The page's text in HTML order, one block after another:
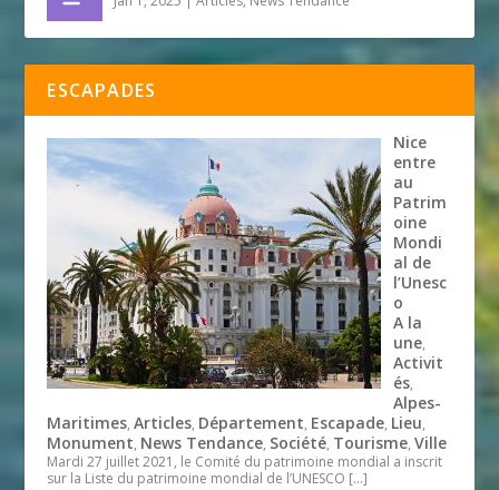
ESCAPADES
Nice
entre
au
Patrim
oine
Mondi
al de
l’Unesc
o
A la
une,
Activit
és,
Alpes-
Maritimes,Articles, Département, Escapade, Lieu,
Monument, News Tendance, Société, Tourisme,Ville
Mardi 27 juillet 2021, le Comité du patrimoine mondial a inscrit
sur la Liste du patrimoine mondial de l’UNESCO […]